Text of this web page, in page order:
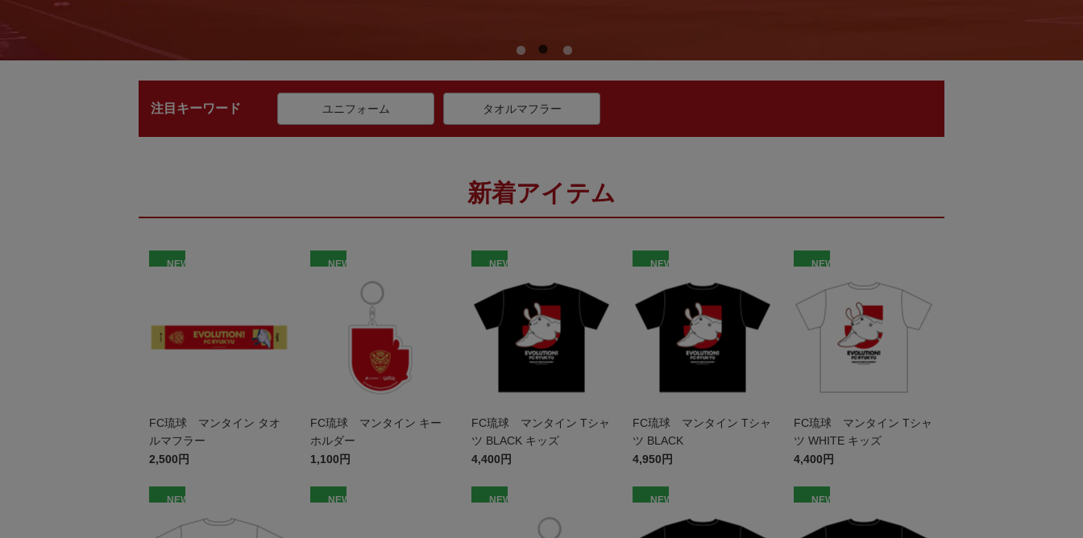
注目キーワード ユニフォーム タオルマフラー
新着アイテム
NEW
FC琉球 マンタイン タオ
ルマフラー
2,500円
NEW
FC琉球 マンタイン キー
ホルダー
1,100円
NEW
FC琉球 マンタイン Tシャ
ツ BLACK キッズ
4,400円
NEW
FC琉球 マンタイン Tシャ
ツ BLACK
4,950円
NEW
FC琉球 マンタイン Tシャ
ツ WHITE キッズ
4,400円
NEW NEW NEW NEW NEW